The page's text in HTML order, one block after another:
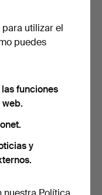
8 uds., modelo
15 jul 2026
utilizar el
puedes
funciones
y